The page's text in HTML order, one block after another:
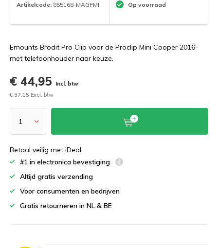
Artikelcode: 855168-MAGFMI Op voorraad
Emounts Brodit Pro Clip voor de Proclip Mini Cooper 2016-
met telefoonhouder naar keuze.
€ 44,95
Incl. btw
€ 37,15 Excl. btw
Betaal veilig met iDeal
#1 in electronica bevestiging
Altijd gratis verzending
Voor consumenten en bedrijven
Gratis retourneren in NL & BE